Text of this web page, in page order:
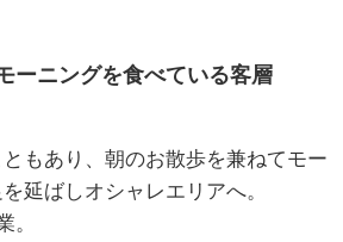
ーニングを食べている客層
もあり、朝のお散歩を兼ねてモー
延ばしオシャレエリアへ。
。